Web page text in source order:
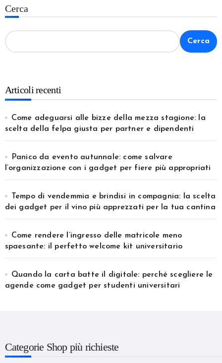
Cerca
Cerca
Articoli recenti
Come adeguarsi alle bizze della mezza stagione: la
scelta della felpa giusta per partner e dipendenti
Panico da evento autunnale: come salvare
l’organizzazione con i gadget per fiere più appropriati
Tempo di vendemmia e brindisi in compagnia: la scelta
dei gadget per il vino più apprezzati per la tua cantina
Come rendere l’ingresso delle matricole meno
spaesante: il perfetto welcome kit universitario
Quando la carta batte il digitale: perché scegliere le
agende come gadget per studenti universitari
Categorie Shop più richieste